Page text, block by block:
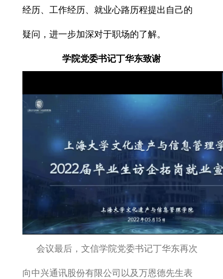
经历、工作经历、就业心路历程提出自己的
疑问，进一步加深对于职场的了解。
学院党委书记丁华东致谢
会议最后，文信学院党委书记丁华东再次
向中兴通讯股份有限公司以及万恩德先生表